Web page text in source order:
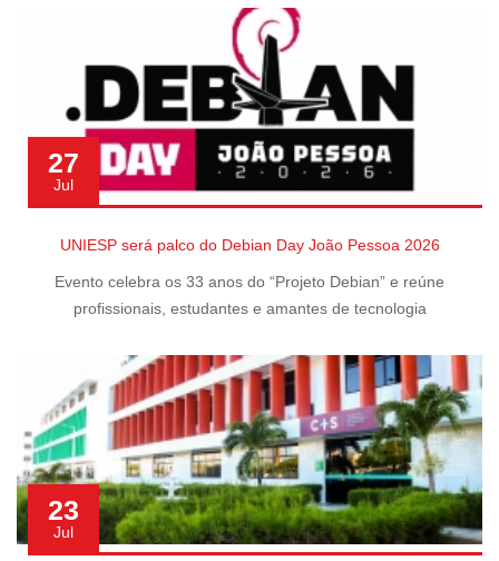
27
Jul
UNIESP será palco do Debian Day João Pessoa 2026
Evento celebra os 33 anos do “Projeto Debian” e reúne
profissionais, estudantes e amantes de tecnologia
23
Jul